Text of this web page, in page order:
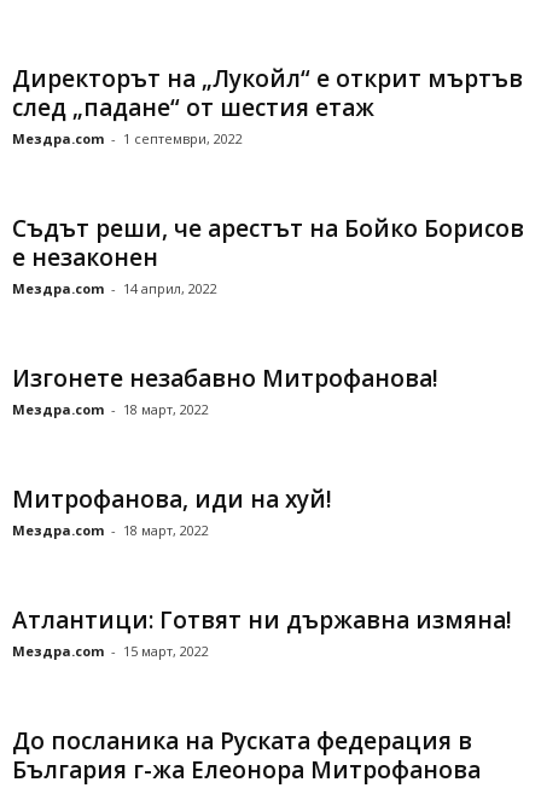
Директорът на „Лукойл“ е открит мъртъв
след „падане“ от шестия етаж
Мездра.com - 1 септември, 2022
Съдът реши, че арестът на Бойко Борисов
е незаконен
Мездра.com - 14 април, 2022
Изгонете незабавно Митрофанова!
Мездра.com - 18 март, 2022
Митрофанова, иди на хуй!
Мездра.com - 18 март, 2022
Атлантици: Готвят ни държавна измяна!
Мездра.com - 15 март, 2022
До посланика на Руската федерация в
България г-жа Елеонора Митрофанова